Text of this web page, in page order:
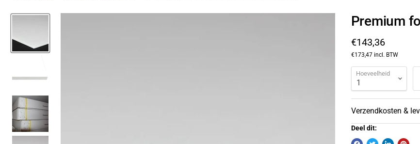
Premium
Huidige prijs
€143,36
€173,47 incl. BTW
Hoeveelheid
Verzendkosten &
Deel dit: